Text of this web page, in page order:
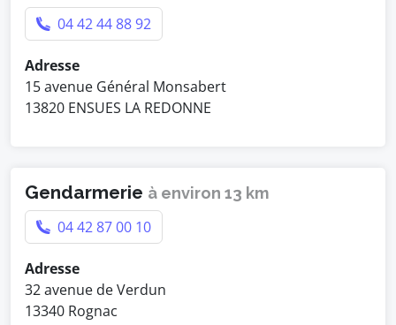
04 42 44 88 92
Adresse
15 avenue Général Monsabert
13820 ENSUES LA REDONNE
Gendarmerie à environ 13 km
04 42 87 00 10
Adresse
32 avenue de Verdun
13340 Rognac